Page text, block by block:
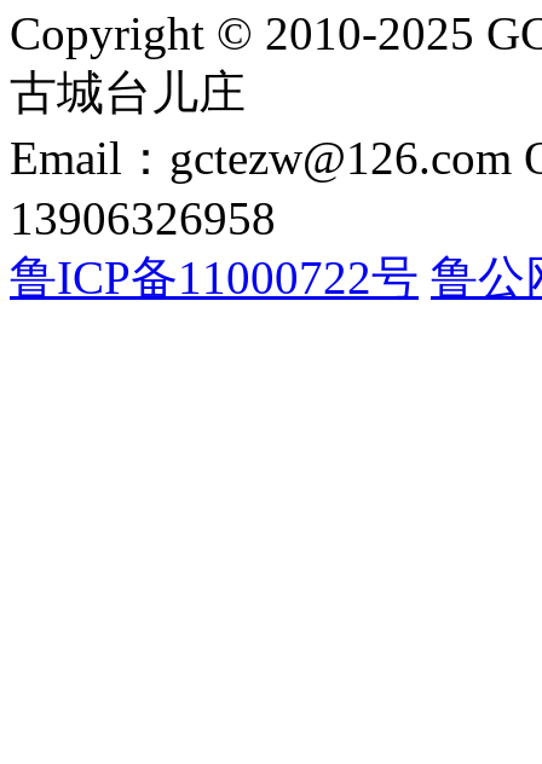
Copyright © 2010-2025
古城台儿庄
Email：gctezw@126.com
13906326958
鲁ICP备11000722号 鲁公